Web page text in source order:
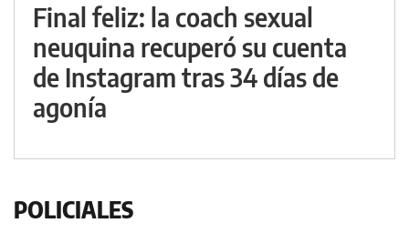
Final feliz: la coach sexual
neuquina recuperó su cuenta
de Instagram tras 34 días de
agonía
POLICIALES